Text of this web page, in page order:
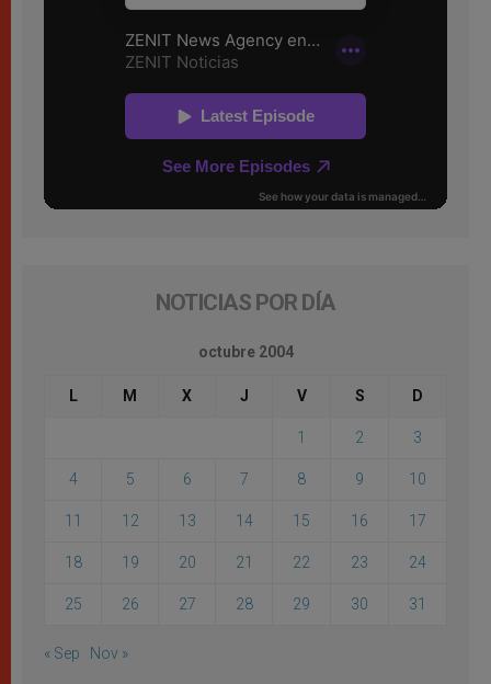
NOTICIAS POR DÍA
octubre 2004
L M X J V S D
1 2 3
4 5 6 7 8 9 10
11 12 13 14 15 16 17
18 19 20 21 22 23 24
25 26 27 28 29 30 31
« Sep Nov »